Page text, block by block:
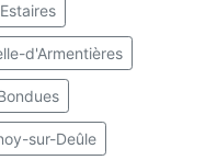
d'Armentières
sur-Deûle